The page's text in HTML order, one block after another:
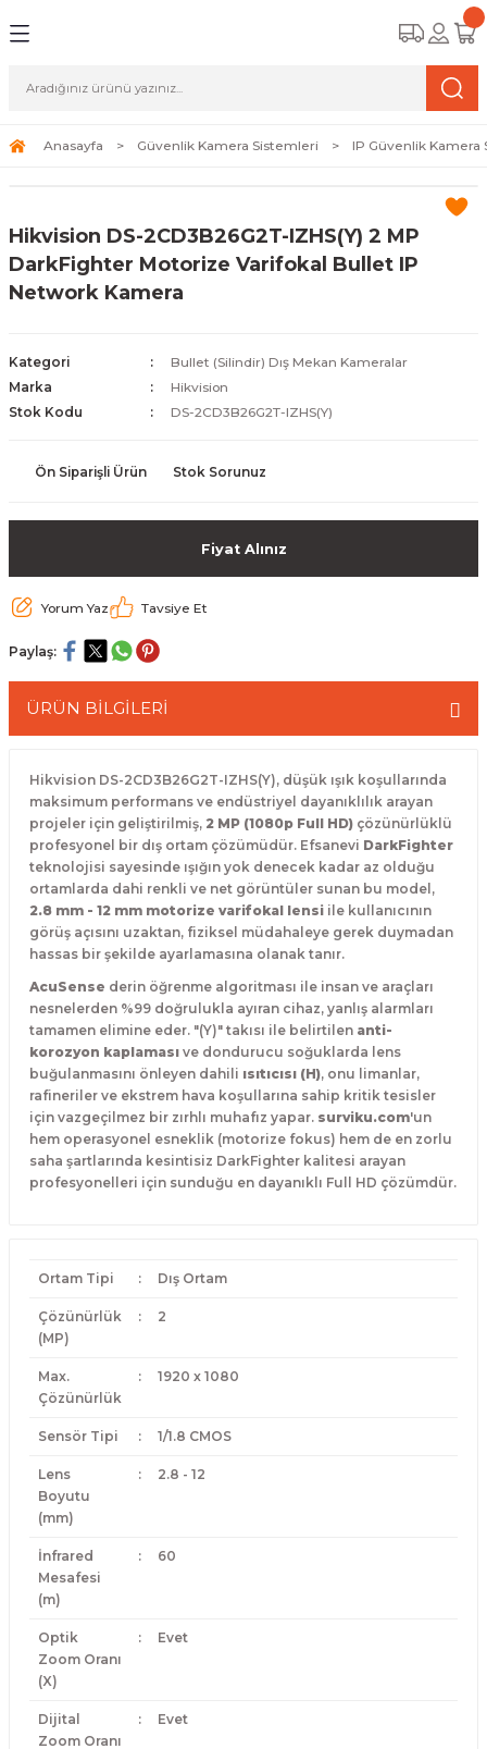
Sistemleri
Sistemleri (Network Kameraları)
ve Depolama Çözümleri
ve Bağlantı Kabloları
Kamera Lisansları
Güvenlik
Duvarı) Cihazları
Ağ Yönlendiricileri
Fi) ve Access Point Ürünleri
Antivirüs Yazılımları
ve Depolama Ürünleri
SSD
Kurtarma
Merkezi Altyapısı
Anasayfa Güvenlik Kamera Sistemleri IP Güvenlik Kamera
Hikvision DS-2CD3B26G2T-IZHS(Y) 2 MP
DarkFighter Motorize Varifokal Bullet IP
Network Kamera
Kategori
Bullet (Silindir) Dış Mekan Kameralar
Marka
Hikvision
Stok Kodu
DS-2CD3B26G2T-IZHS(Y)
Ön Siparişli Ürün Stok Sorunuz
Fiyat Alınız
Yorum Yaz Tavsiye Et
Paylaş:
ÜRÜN BİLGİLERİ
Hikvision DS-2CD3B26G2T-IZHS(Y), düşük ışık koşullarında
maksimum performans ve endüstriyel dayanıklılık arayan
projeler için geliştirilmiş, 2 MP (1080p Full HD) çözünürlüklü
profesyonel bir dış ortam çözümüdür. Efsanevi DarkFighter
teknolojisi sayesinde ışığın yok denecek kadar az olduğu
ortamlarda dahi renkli ve net görüntüler sunan bu model,
2.8 mm - 12 mm motorize varifokal lensi ile kullanıcının
görüş açısını uzaktan, fiziksel müdahaleye gerek duymadan
hassas bir şekilde ayarlamasına olanak tanır.
AcuSense derin öğrenme algoritması ile insan ve araçları
nesnelerden %99 doğrulukla ayıran cihaz, yanlış alarmları
tamamen elimine eder. "(Y)" takısı ile belirtilen anti-
korozyon kaplaması ve dondurucu soğuklarda lens
buğulanmasını önleyen dahili ısıtıcısı (H), onu limanlar,
rafineriler ve ekstrem hava koşullarına sahip kritik tesisler
için vazgeçilmez bir zırhlı muhafız yapar. surviku.com'un
hem operasyonel esneklik (motorize fokus) hem de en zorlu
saha şartlarında kesintisiz DarkFighter kalitesi arayan
profesyonelleri için sunduğu en dayanıklı Full HD çözümdür.
Ortam Tipi : Dış Ortam
Çözünürlük
(MP)
: 2
Max.
Çözünürlük
: 1920 x 1080
Sensör Tipi : 1/1.8 CMOS
Lens
Boyutu
(mm)
: 2.8 - 12
İnfrared
Mesafesi
(m)
: 60
Optik
Zoom Oranı
(X)
: Evet
Dijital
Zoom Oranı
: Evet